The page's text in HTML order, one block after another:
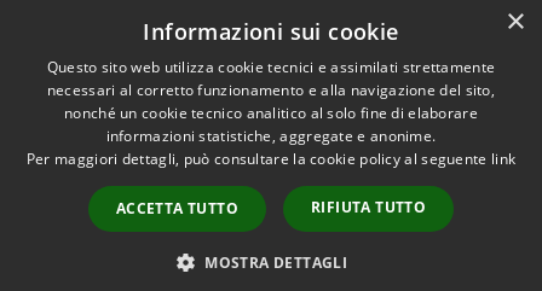
Accessibilità
Privacy
Mappa del sito
Fatturazione Elettronica
Copyright © 2024 •
Comune di Mazara del
Vallo• Powered
byMunicipium• Redazione
×
Informazioni sui cookie
Questo sito web utilizza cookie tecnici e assimilati strettamente
necessari al corretto funzionamento e alla navigazione del sito,
nonché un cookie tecnico analitico al solo fine di elaborare
informazioni statistiche, aggregate e anonime.
Per maggiori dettagli, può consultare la cookie policy al seguente link
ACCETTA TUTTO RIFIUTA TUTTO
MOSTRA DETTAGLI